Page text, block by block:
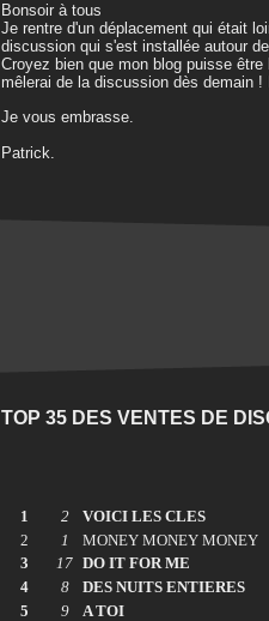
Bonsoir à tous
Je rentre d'un déplacement qui était
discussion qui s'est installée autour
Croyez bien que mon blog puisse
mêlerai de la discussion dès demain
Je vous embrasse.
Patrick.
TOP 35 DES VENTES DE
1 2 VOICI LES CLES
2
1 MONEY MONEY MONEY
3
17 DO IT FOR ME
4
8 DES NUITS ENTIERES
5
9 A TOI